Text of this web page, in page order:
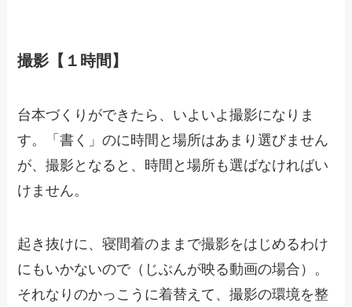
撮影【１時間】
台本づくりができたら、いよいよ撮影になりま
す。「書く」のに時間と場所はあまり選びません
が、撮影となると、時間と場所も選ばなければい
けません。
起き抜けに、寝間着のままで撮影をはじめるわけ
にもいかないので（じぶんが映る動画の場合）。
それなりのかっこうに着替えて、撮影の環境を整